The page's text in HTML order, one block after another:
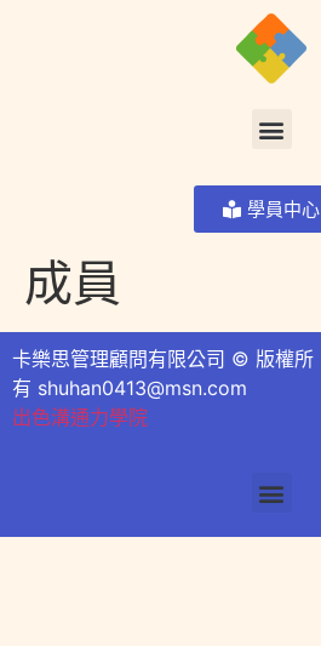
學員中心
成員
卡樂思管理顧問有限公司 © 版權所
有 shuhan0413@msn.com
出色溝通力學院